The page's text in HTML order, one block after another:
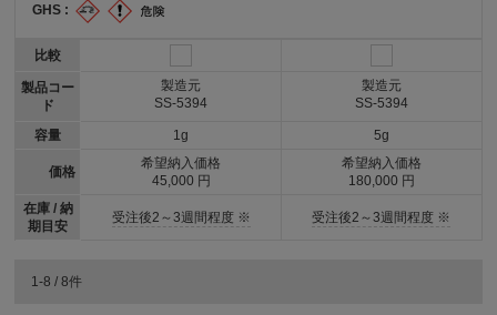
GHS :
比較
製品コー
ド
容量
価格
在庫 / 納
期目安
製造元
SS-5394
1g
希望納入価格
45,000 円
受注後2～3週間程度 ※
製造元
SS-5394
5g
希望納入価格
180,000 円
受注後2～3週間程度 ※
1-8 / 8件